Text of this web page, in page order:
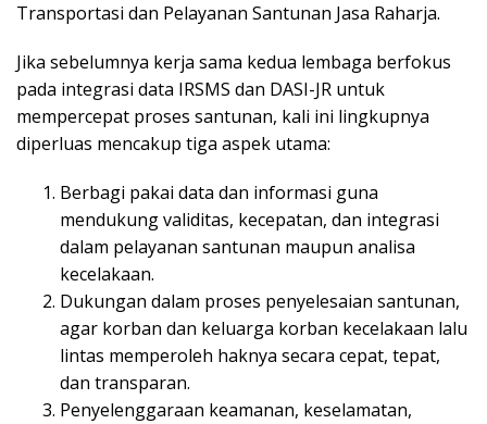
Transportasi dan Pelayanan Santunan Jasa Raharja.
Jika sebelumnya kerja sama kedua lembaga berfokus
pada integrasi data IRSMS dan DASI-JR untuk
mempercepat proses santunan, kali ini lingkupnya
diperluas mencakup tiga aspek utama:
Berbagi pakai data dan informasi guna
mendukung validitas, kecepatan, dan integrasi
dalam pelayanan santunan maupun analisa
kecelakaan.
Dukungan dalam proses penyelesaian santunan,
agar korban dan keluarga korban kecelakaan lalu
lintas memperoleh haknya secara cepat, tepat,
dan transparan.
Penyelenggaraan keamanan, keselamatan,